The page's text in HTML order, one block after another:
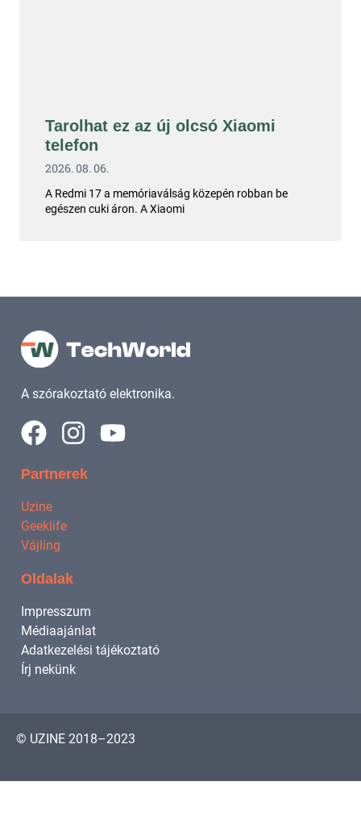
Tarolhat ez az új olcsó Xiaomi
telefon
2026. 08. 06.
A Redmi 17 a memóriaválság közepén robban be
egészen cuki áron. A Xiaomi
A szórakoztató elektronika.
Partnerek
Uzine
Geeklife
Vájling
Oldalak
Impresszum
Médiaajánlat
Adatkezelési tájékoztató
Írj nekünk
© UZINE 2018–2023